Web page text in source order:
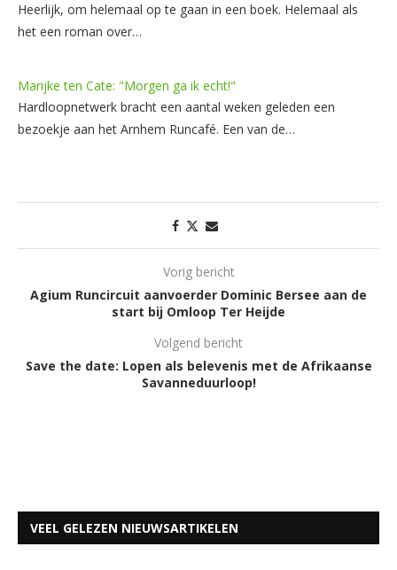
Heerlijk, om helemaal op te gaan in een boek. Helemaal als
het een roman over…
Marijke ten Cate: "Morgen ga ik echt!"
Hardloopnetwerk bracht een aantal weken geleden een
bezoekje aan het Arnhem Runcafé. Een van de…
Vorig bericht
Agium Runcircuit aanvoerder Dominic Bersee aan de
start bij Omloop Ter Heijde
Volgend bericht
Save the date: Lopen als belevenis met de Afrikaanse
Savanneduurloop!
VEEL GELEZEN NIEUWSARTIKELEN